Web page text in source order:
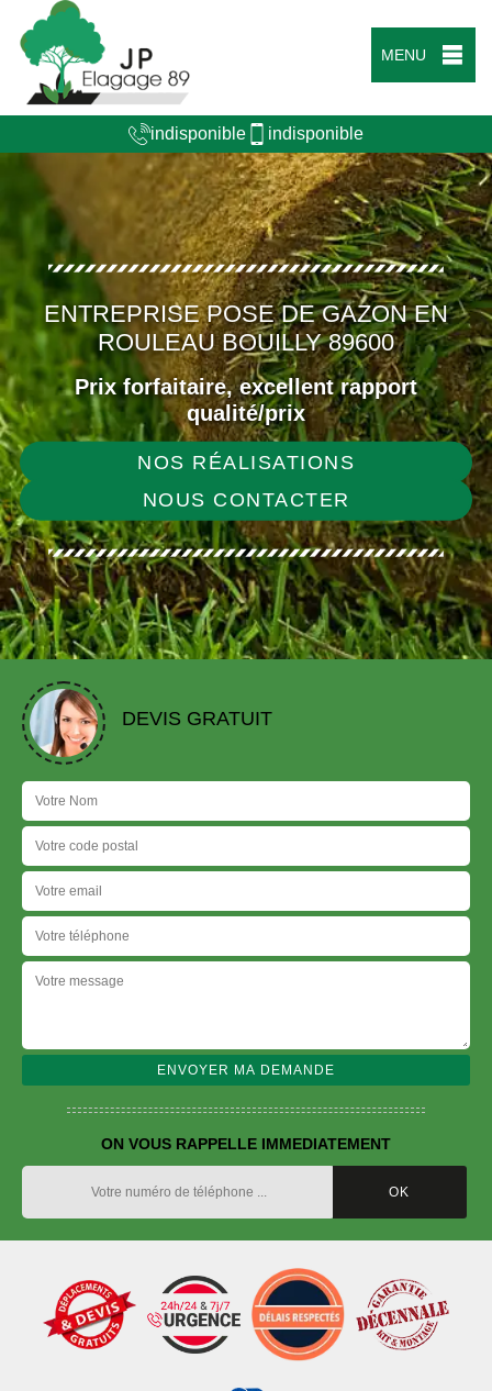
MENU
indisponible indisponible
ENTREPRISE POSE DE GAZON EN
ROULEAU BOUILLY 89600
Prix forfaitaire, excellent rapport
qualité/prix
NOS RÉALISATIONS
NOUS CONTACTER
DEVIS GRATUIT
ON VOUS RAPPELLE IMMEDIATEMENT